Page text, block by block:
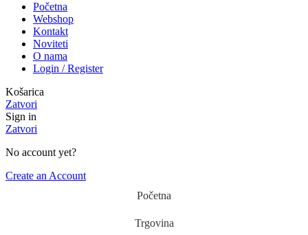
Početna
Webshop
Kontakt
Noviteti
O nama
Login / Register
Košarica
Zatvori
Sign in
Zatvori
No account yet?
Create an Account
Početna
Trgovina